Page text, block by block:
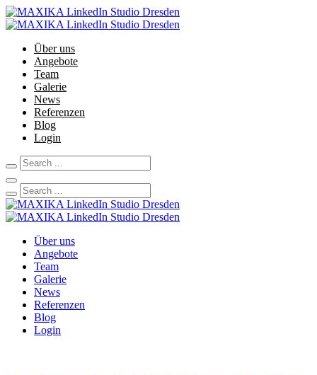
Über uns
Angebote
Team
Galerie
News
Referenzen
Blog
Login
Über uns
Angebote
Team
Galerie
News
Referenzen
Blog
Login